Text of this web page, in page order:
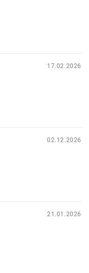
17.02.2026
02.12.2026
21.01.2026